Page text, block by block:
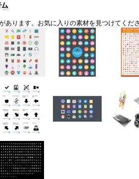
あります。お気に入りの素材を見つけてくだ